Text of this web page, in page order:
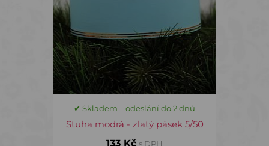
✔ Skladem – odeslání do 2 dnů
Stuha modrá - zlatý pásek 5/50
133 Kč s DPH